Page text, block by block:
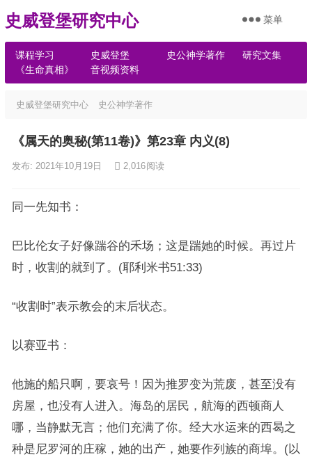
史威登堡研究中心
课程学习 史威登堡 史公神学著作
研究文集
《生命真相》
音视频资料
菜单
史威登堡研究中心 史公神学著作
《属天的奥秘(第11卷)》第23章 内义(8)
发布: 2021年10月19日 2,016阅读
同一先知书：
巴比伦女子好像踹谷的禾场；这是踹她的时候。再过片
时，收割的就到了。(耶利米书51:33)
“收割时”表示教会的末后状态。
以赛亚书：
他施的船只啊，要哀号！因为推罗变为荒废，甚至没有
房屋，也没有人进入。海岛的居民，航海的西顿商人
哪，当静默无言；他们充满了你。经大水运来的西曷之
种是尼罗河的庄稼，她的出产，她要作列族的商埠。(以